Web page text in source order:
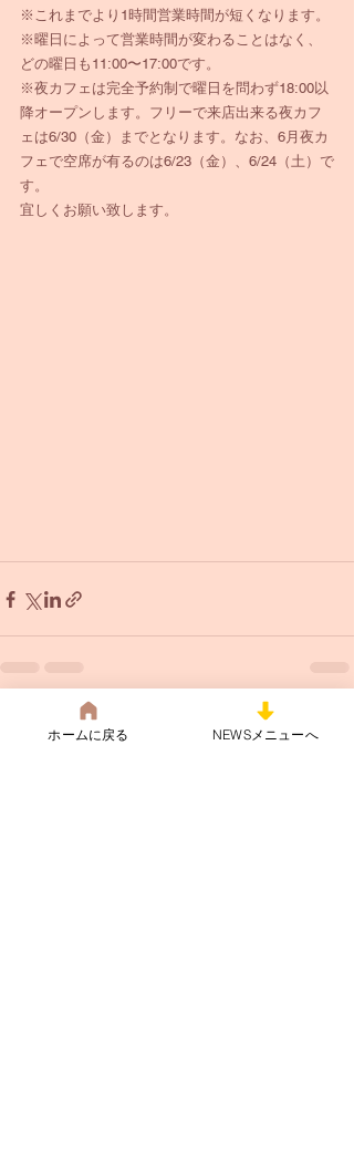
※これまでより1時間営業時間が短くなります。
※曜日によって営業時間が変わることはなく、
どの曜日も11:00〜17:00です。
※夜カフェは完全予約制で曜日を問わず18:00以
降オープンします。フリーで来店出来る夜カフ
ェは6/30（金）までとなります。なお、6月夜カ
フェで空席が有るのは6/23（金）、6/24（土）で
す。
宜しくお願い致します。
関連記事ホームに戻る NEWSメニューへ